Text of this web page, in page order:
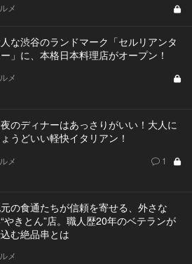
メ
な渋谷のランドマーク「セルリアンタ
」に、本格日本料理店がオープン！
メ
のディナーはあっさりがいい！大人に
うどいい軽快イタリアン！
メ 1
の食通たちが信頼を寄せる、外さな
やきとん”店。職人歴20年のベテランが
む絶品串とは
メ